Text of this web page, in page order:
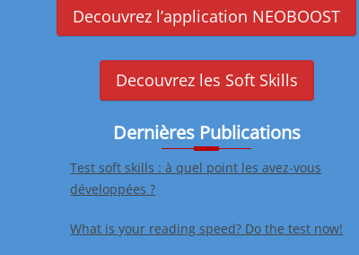
Decouvrez l’application NEOBOOST
Decouvrez les Soft Skills
Dernières Publications
Test soft skills : à quel point les avez-vous
développées ?
What is your reading speed? Do the test now!